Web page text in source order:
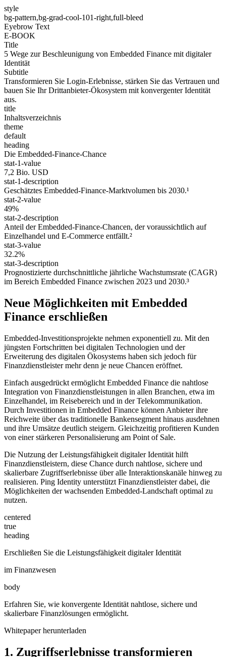
style
bg-pattern,bg-grad-cool-101-right,full-bleed
Eyebrow Text
E-BOOK
Title
5 Wege zur Beschleunigung von Embedded Finance mit digitaler
Identität
Subtitle
Transformieren Sie Login-Erlebnisse, stärken Sie das Vertrauen und
bauen Sie Ihr Drittanbieter-Ökosystem mit konvergenter Identität
aus.
title
Inhaltsverzeichnis
theme
default
heading
Die Embedded-Finance-Chance
stat-1-value
7,2 Bio. USD
stat-1-description
Geschätztes Embedded-Finance-Marktvolumen bis 2030.¹
stat-2-value
49%
stat-2-description
Anteil der Embedded-Finance-Chancen, der voraussichtlich auf
Einzelhandel und E-Commerce entfällt.²
stat-3-value
32.2%
stat-3-description
Prognostizierte durchschnittliche jährliche Wachstumsrate (CAGR)
im Bereich Embedded Finance zwischen 2023 und 2030.³
Neue Möglichkeiten mit Embedded
Finance erschließen
Embedded-Investitionsprojekte nehmen exponentiell zu. Mit den
jüngsten Fortschritten bei digitalen Technologien und der
Erweiterung des digitalen Ökosystems haben sich jedoch für
Finanzdienstleister mehr denn je neue Chancen eröffnet.
Einfach ausgedrückt ermöglicht Embedded Finance die nahtlose
Integration von Finanzdienstleistungen in allen Branchen, etwa im
Einzelhandel, im Reisebereich und in der Telekommunikation.
Durch Investitionen in Embedded Finance können Anbieter ihre
Reichweite über das traditionelle Bankensegment hinaus ausdehnen
und ihre Umsätze deutlich steigern. Gleichzeitig profitieren Kunden
von einer stärkeren Personalisierung am Point of Sale.
Die Nutzung der Leistungsfähigkeit digitaler Identität hilft
Finanzdienstleistern, diese Chance durch nahtlose, sichere und
skalierbare Zugriffserlebnisse über alle Interaktionskanäle hinweg zu
realisieren. Ping Identity unterstützt Finanzdienstleister dabei, die
Möglichkeiten der wachsenden Embedded-Landschaft optimal zu
nutzen.
centered
true
heading
Erschließen Sie die Leistungsfähigkeit digitaler Identität
im Finanzwesen
body
Erfahren Sie, wie konvergente Identität nahtlose, sichere und
skalierbare Finanzlösungen ermöglicht.
Whitepaper herunterladen
1. Zugriffserlebnisse transformieren